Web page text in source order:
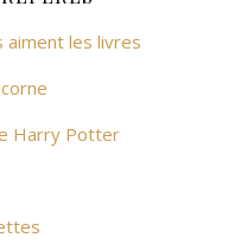
aiment les livres
Harry Potter